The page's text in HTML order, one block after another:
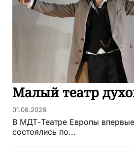
Малый театр
01.08.2026
В МДТ-Театре Европы
состоялись по...